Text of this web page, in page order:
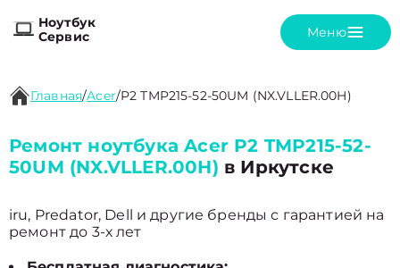
Ноутбук
Сервис
Меню
Главная/Acer/P2 TMP215-52-50UM (NX.VLLER.00H)
Ремонт ноутбука Acer P2 TMP215-52-
50UM (NX.VLLER.00H) в Иркутске
iru, Predator, Dell и другие бренды с гарантией на
ремонт до 3-х лет